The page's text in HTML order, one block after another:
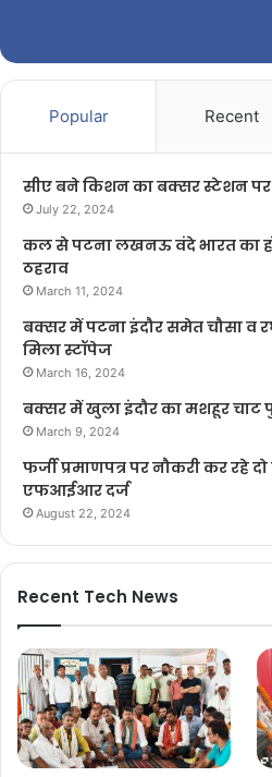
Popular Recent
सीए बने किशन का बक्सर स्टेशन
July 22, 2024
कल से पटना लखनऊ वंदे भारत का
ठहराव
March 11, 2024
बक्सर में पटना इंदौर समेत चौसा व
मिला स्टॉपेज
March 16, 2024
बक्सर में खुला इंदौर का मशहूर चाट
March 9, 2024
फर्जी प्रमाणपत्र पर नौकरी कर रहे
एफआईआर दर्ज
August 22, 2024
Recent Tech News